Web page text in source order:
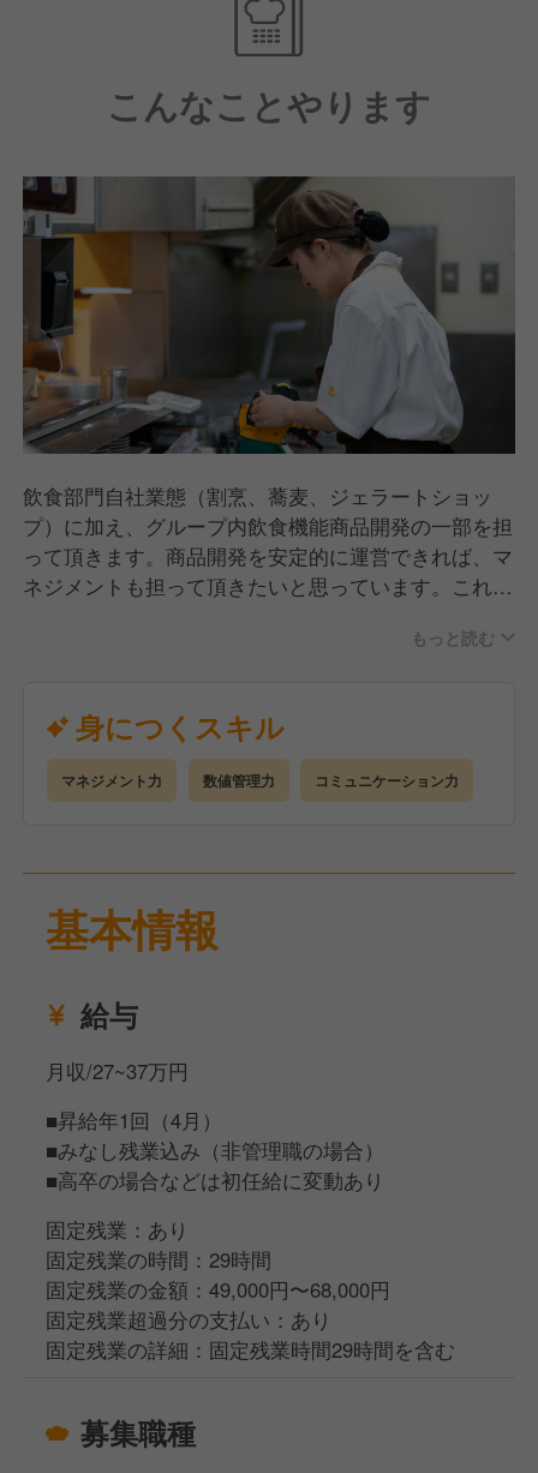
こんなことやります
飲食部門自社業態（割烹、蕎麦、ジェラートショッ
プ）に加え、グループ内飲食機能商品開発の一部を担
って頂きます。商品開発を安定的に運営できれば、マ
ネジメントも担って頂きたいと思っています。これま
を整備しておりますので、ご安心ください。もっと読む
身につくスキル
マネジメント力 数値管理力 コミュニケーション力
基本情報
給与
月収/27~37万円
■昇給年1回（4月）
■みなし残業込み（非管理職の場合）
■高卒の場合などは初任給に変動あり
固定残業：あり
固定残業の時間：29時間
固定残業の金額：49,000円〜68,000円
固定残業超過分の支払い：あり
固定残業の詳細：固定残業時間29時間を含む
募集職種